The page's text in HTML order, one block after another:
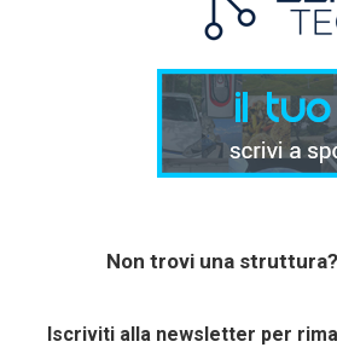
Non trovi una struttura?
Iscriviti alla newsletter per